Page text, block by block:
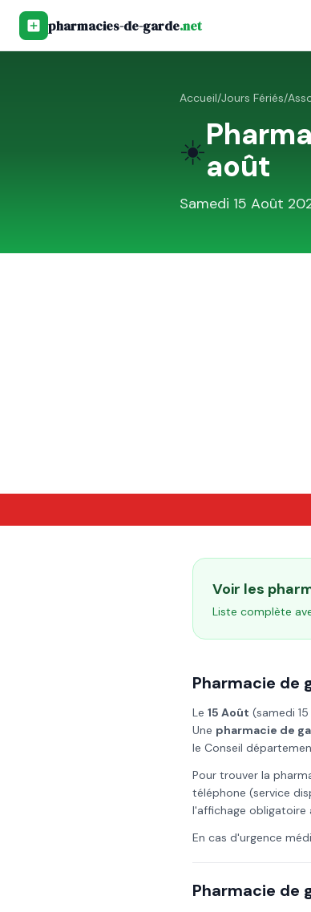
pharmacies-de-garde.net
Accueil/Jours Fériés/
☀️août
Samedi 15 Août
Voir les
Liste complète
Pharmacie de
Le 15 Août (samedi
Une pharmacie de
le Conseil
Pour trouver la
téléphone (service
l'affichage obligatoire
En cas d'urgence
Pharmacie de